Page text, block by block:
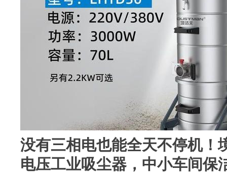
没有三相电也能全天不停机！
电压工业吸尘器，中小车间保